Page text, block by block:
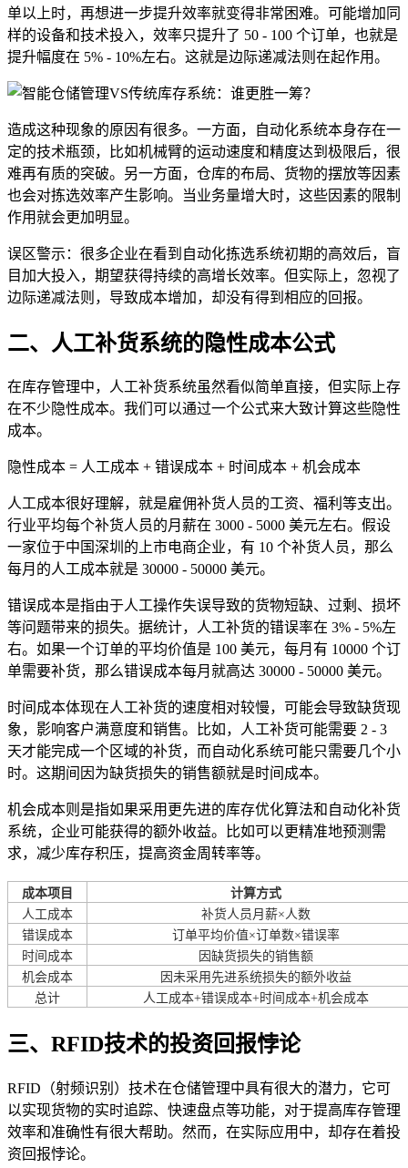
单以上时，再想进一步提升效率就变得非常困难。可能增加同
样的设备和技术投入，效率只提升了 50 - 100 个订单，也就是
提升幅度在 5% - 10%左右。这就是边际递减法则在起作用。
造成这种现象的原因有很多。一方面，自动化系统本身存在一
定的技术瓶颈，比如机械臂的运动速度和精度达到极限后，很
难再有质的突破。另一方面，仓库的布局、货物的摆放等因素
也会对拣选效率产生影响。当业务量增大时，这些因素的限制
作用就会更加明显。
误区警示：很多企业在看到自动化拣选系统初期的高效后，盲
目加大投入，期望获得持续的高增长效率。但实际上，忽视了
边际递减法则，导致成本增加，却没有得到相应的回报。
二、人工补货系统的隐性成本公式
在库存管理中，人工补货系统虽然看似简单直接，但实际上存
在不少隐性成本。我们可以通过一个公式来大致计算这些隐性
成本。
隐性成本 = 人工成本 + 错误成本 + 时间成本 + 机会成本
人工成本很好理解，就是雇佣补货人员的工资、福利等支出。
行业平均每个补货人员的月薪在 3000 - 5000 美元左右。假设
一家位于中国深圳的上市电商企业，有 10 个补货人员，那么
每月的人工成本就是 30000 - 50000 美元。
错误成本是指由于人工操作失误导致的货物短缺、过剩、损坏
等问题带来的损失。据统计，人工补货的错误率在 3% - 5%左
右。如果一个订单的平均价值是 100 美元，每月有 10000 个订
单需要补货，那么错误成本每月就高达 30000 - 50000 美元。
时间成本体现在人工补货的速度相对较慢，可能会导致缺货现
象，影响客户满意度和销售。比如，人工补货可能需要 2 - 3
天才能完成一个区域的补货，而自动化系统可能只需要几个小
时。这期间因为缺货损失的销售额就是时间成本。
机会成本则是指如果采用更先进的库存优化算法和自动化补货
系统，企业可能获得的额外收益。比如可以更精准地预测需
求，减少库存积压，提高资金周转率等。
成本项目
计算方式
人工成本
补货人员月薪×人数
错误成本
订单平均价值×订单数×错误率
时间成本
因缺货损失的销售额
机会成本
因未采用先进系统损失的额外收益
总计
人工成本+错误成本+时间成本+机会成本
三、RFID技术的投资回报悖论
RFID（射频识别）技术在仓储管理中具有很大的潜力，它可
以实现货物的实时追踪、快速盘点等功能，对于提高库存管理
效率和准确性有很大帮助。然而，在实际应用中，却存在着投
资回报悖论。